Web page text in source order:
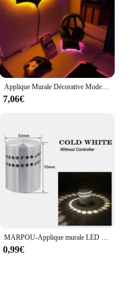
Applique Murale Décorative Moderne et Créative en Bois, Télécommande, 16 Couleurs, Câble de Veilleuse, 2 Mètres
7,06€
MARPOU-Applique murale LED avec trou en spirale, lumière RVB pour décoration de galerie d'art, applique murale d'art, allée, chambre à coucher, blanc chaud et blanc froid
0,99€